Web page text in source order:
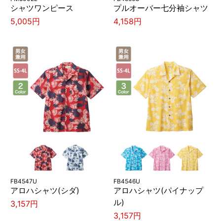
シャツワンピース
5,005円
プルオーバー七分袖シャツ
4,158円
FB4547U
アロハシャツ(シダ)
3,157円
FB4546U
アロハシャツ(パイナップ
ル)
3,157円